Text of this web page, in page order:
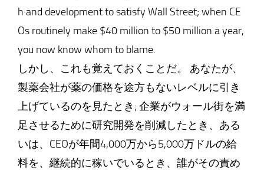
h and development to satisfy Wall Street; when CE
Os routinely make $40 million to $50 million a year,
you now know whom to blame.
しかし、これも覚えておくことだ。 あなたが、
製薬会社が薬の価格を途方もないレベルに引き
上げているのを見たとき; 企業がウォール街を満
足させるために研究開発を削減したとき、ある
いは、CEOが年間4,000万から5,000万ドルの給
料を、継続的に稼いでいるとき、誰がその責め